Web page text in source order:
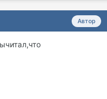
Автор